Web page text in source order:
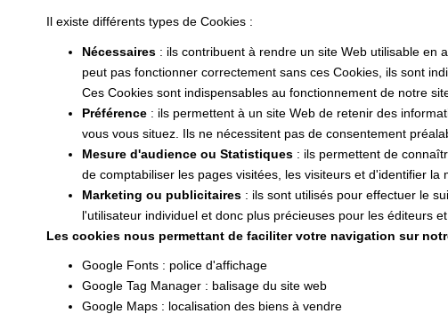
Il existe différents types de Cookies :
Nécessaires : ils contribuent à rendre un site Web utilisable en
peut pas fonctionner correctement sans ces Cookies, ils sont
Ces Cookies sont indispensables au fonctionnement de notre
Préférence : ils permettent à un site Web de retenir des
vous vous situez. Ils ne nécessitent pas de consentement
Mesure d'audience ou Statistiques : ils permettent de
de comptabiliser les pages visitées, les visiteurs et d'identifier
Marketing ou publicitaires : ils sont utilisés pour effectuer le
l'utilisateur individuel et donc plus précieuses pour les éditeurs
Les cookies nous permettant de faciliter votre navigation sur
Google Fonts : police d'affichage
Google Tag Manager : balisage du site web
Google Maps : localisation des biens à vendre